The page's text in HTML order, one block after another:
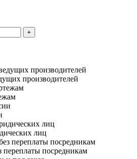
+
производителей
лиц
переплаты посредникам